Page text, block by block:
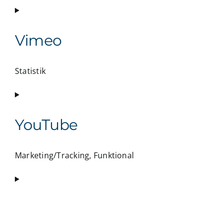
Consent
service
Vimeo
Statistik
Consent
service
vimeo
YouTube
Marketing/Tracking, Funktional
Consent